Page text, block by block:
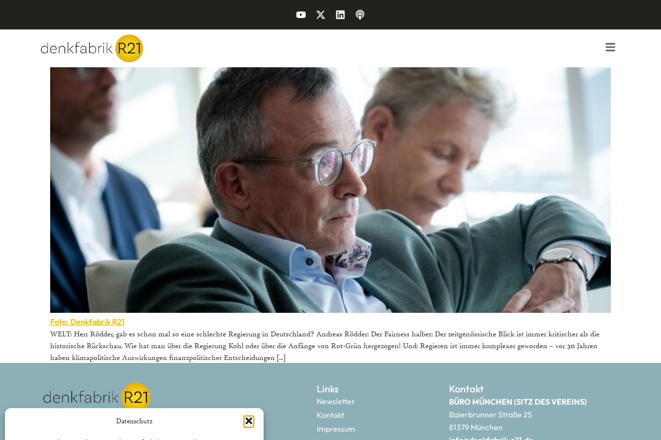
Datenschutz
Foto: Denkfabrik R21
WELT: Herr Rödder, gab es schon mal so eine schlechte Regierung in Deutschland? Andreas Rödder: Der Fairness halber: Der zeitgenössische Blick ist immer kritischer als die
historische Rückschau. Wie hat man über die Regierung Kohl oder über die Anfänge von Rot-Grün hergezogen! Und: Regieren ist immer komplexer geworden – vor 30 Jahren
haben klimapolitische Auswirkungen finanzpolitischer Entscheidungen […]
Links
Newsletter
Kontakt
Impressum
Kontakt
BÜRO MÜNCHEN (SITZ DES VEREINS)
Baierbrunner Straße 25
81379 München